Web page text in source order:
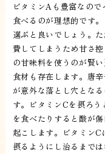
ビタミンAも豊富なの
食べるのが理想的です
選ぶと良いでしょう。
費してしまうため甘さ
の甘味料を使うのが賢
食材も存在します。唐
が意外な落とし穴とな
す。ビタミンCを摂ろ
を食べたりすると酸が
起こします。ビタミン
摂るようにし治るまで